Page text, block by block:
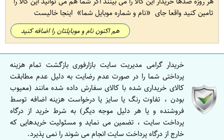
تامین کنید واقعا جای
نام و شماره موبایل شما اینجا خالیست
هم اکنون نام و موبایلتان را اضافه کنید
خریدار گرامی مدیریت سایت بازارفوری بازگشت تمام هزینه
پرداختی شما را در صورت عدم رضایت به دلیل عدم مطابقت
کالای خریداری شده با کالای سفارش داده شده مانند (معیوب
بودن ، تفاوت رنگ یا سایز یا درخواست هزینه اضافه توسط
فروشنده و یا هر دلیل موجه دیگر) به شرط خرید از درگاه
پرداخت سایت ، تضمین می نماید و مسئولیت خریدهایی که
خارج از درگاه پرداخت سایت انجام می شوند را نمی پذیرد.